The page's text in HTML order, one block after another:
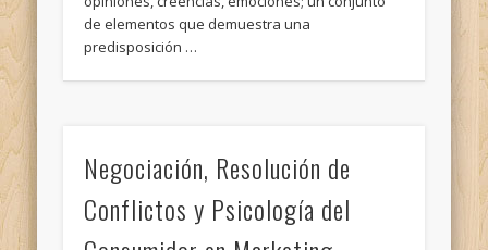
de elementos que demuestra una
predisposición …
Negociación, Resolución de
Conflictos y Psicología del